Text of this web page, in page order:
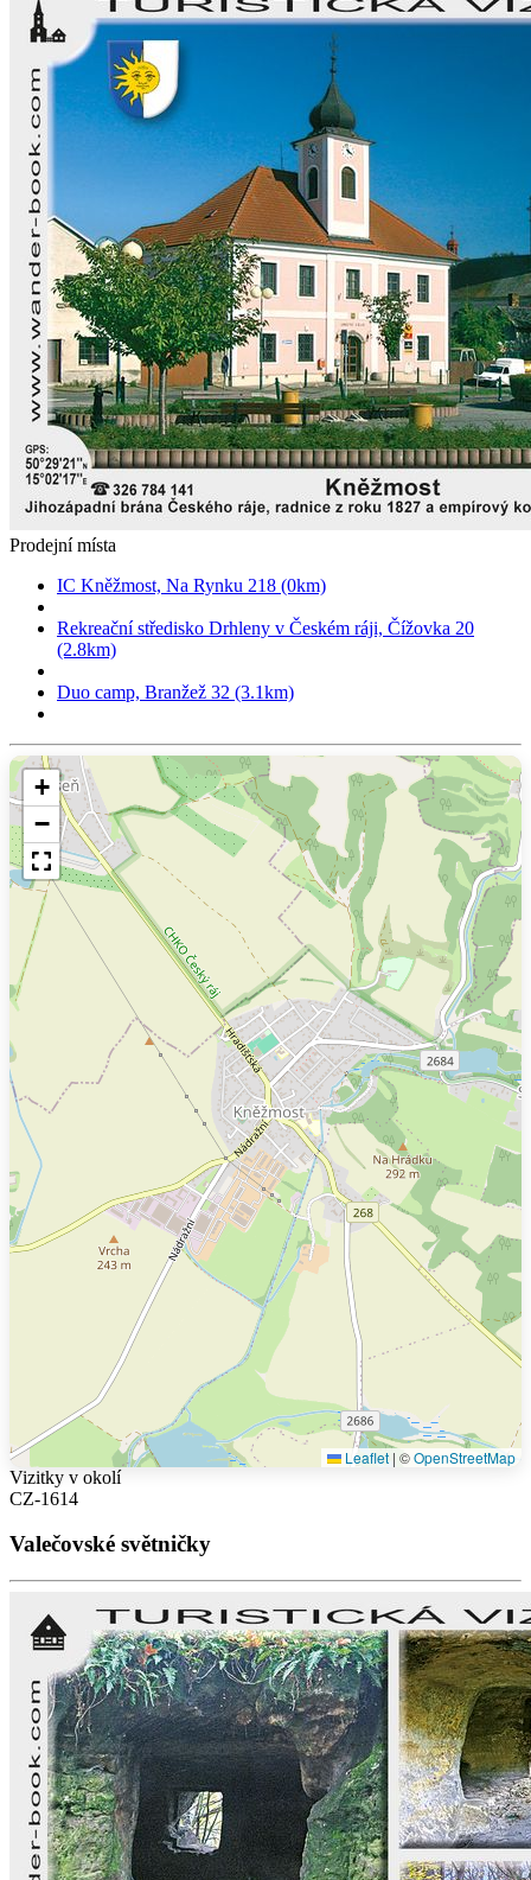
Prodejní místa
IC Kněžmost, Na Rynku 218 (0km)
Rekreační středisko Drhleny v Českém ráji, Čížovka 20
(2.8km)
Duo camp, Branžež 32 (3.1km)
+
−
Leaflet | ©OpenStreetMap
Vizitky v okolí
CZ-1614
Valečovské světničky